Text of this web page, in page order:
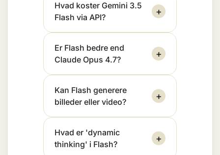
Hvad koster Gemini 3.5
Flash via API?
+
Er Flash bedre end
Claude Opus 4.7?
+
Kan Flash generere
billeder eller video?
+
Hvad er 'dynamic
thinking' i Flash?
+